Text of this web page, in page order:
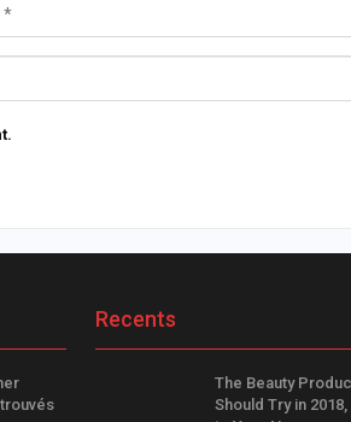
Recents
The Beauty
Should Try in